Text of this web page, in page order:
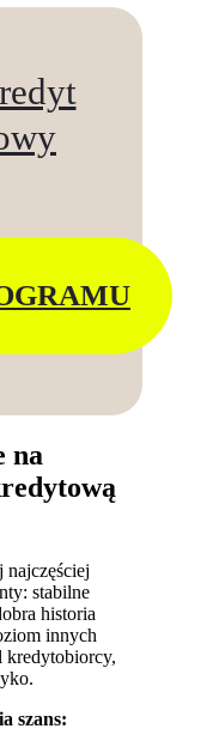
na
stabilne
historia
innych
kredytobiorcy,
szans: